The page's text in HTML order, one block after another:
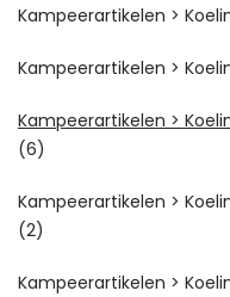
Kampeerartikelen >
Kampeerartikelen >
Kampeerartikelen >
(6)
Kampeerartikelen >
(2)
Kampeerartikelen >